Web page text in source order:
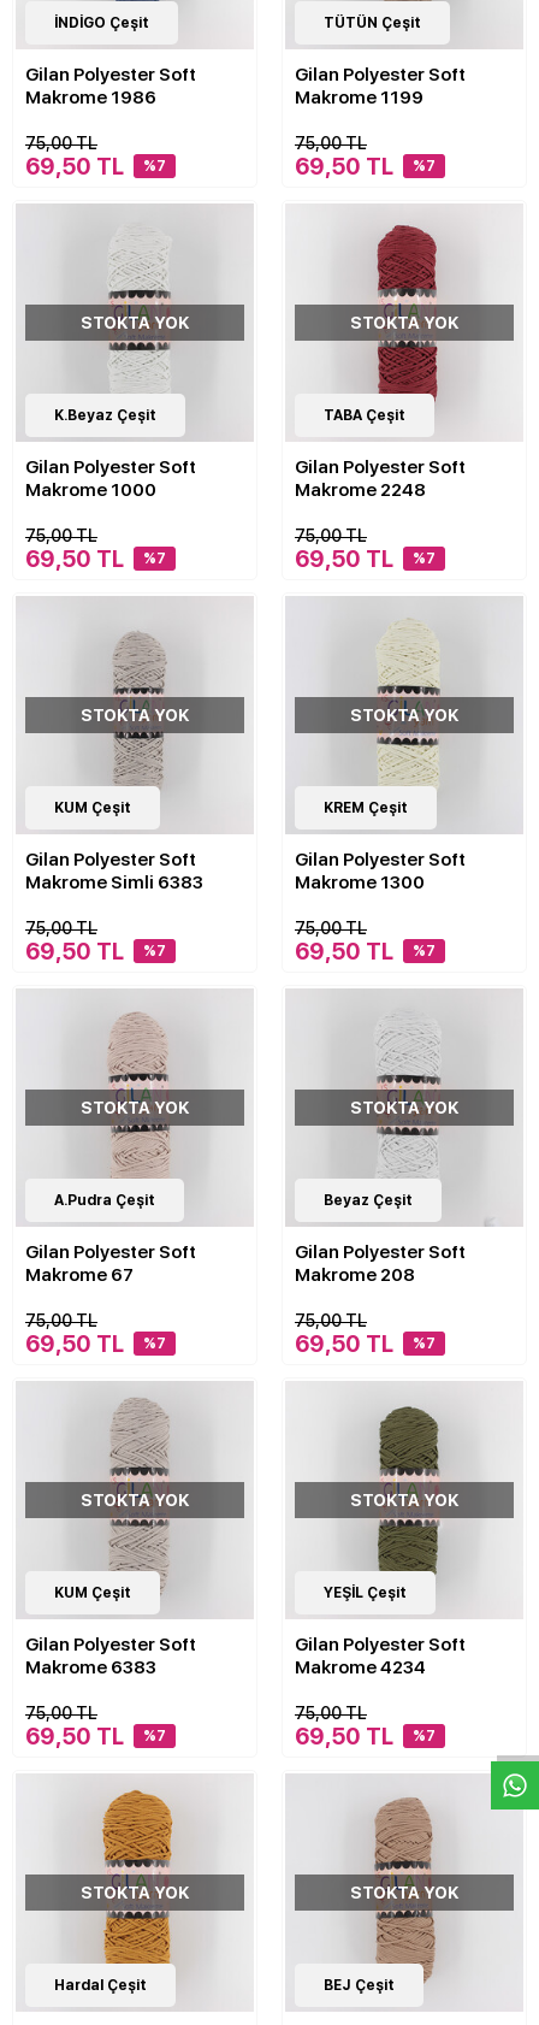
30Çeşit
İNDİGO Çeşit
Gilan Polyester Soft
Makrome 1986
75,00 TL
69,50 TL %7
30Çeşit
TÜTÜN Çeşit
Gilan Polyester Soft
Makrome 1199
75,00 TL
69,50 TL %7
30Çeşit
STOKTA YOK
K.Beyaz Çeşit
Gilan Polyester Soft
Makrome 1000
75,00 TL
69,50 TL %7
30Çeşit
STOKTA YOK
TABA Çeşit
Gilan Polyester Soft
Makrome 2248
75,00 TL
69,50 TL %7
4Çeşit
STOKTA YOK
KUM Çeşit
Gilan Polyester Soft
Makrome Simli 6383
75,00 TL
69,50 TL %7
30Çeşit
STOKTA YOK
KREM Çeşit
Gilan Polyester Soft
Makrome 1300
75,00 TL
69,50 TL %7
30Çeşit
STOKTA YOK
A.Pudra Çeşit
Gilan Polyester Soft
Makrome 67
75,00 TL
69,50 TL %7
30Çeşit
STOKTA YOK
Beyaz Çeşit
Gilan Polyester Soft
Makrome 208
75,00 TL
69,50 TL %7
30Çeşit
STOKTA YOK
KUM Çeşit
Gilan Polyester Soft
Makrome 6383
75,00 TL
69,50 TL %7
30Çeşit
STOKTA YOK
YEŞİL Çeşit
Gilan Polyester Soft
Makrome 4234
75,00 TL
69,50 TL %7
30Çeşit
STOKTA YOK
Hardal Çeşit 30Çeşit
STOKTA YOK
BEJ Çeşit